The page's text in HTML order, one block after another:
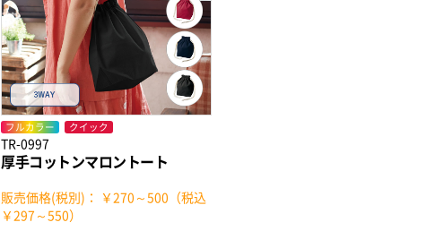
フルカラー クイック
TR-0997
厚手コットンマロントート
販売価格(税別)： ￥270～500（税込
￥297～550）